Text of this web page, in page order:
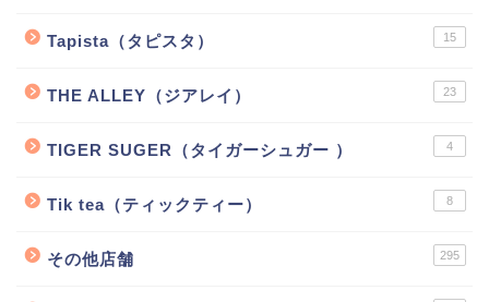
Tapista（タピスタ） 15
THE ALLEY（ジアレイ） 23
TIGER SUGER（タイガーシュガー ） 4
Tik tea（ティックティー） 8
その他店舗 295